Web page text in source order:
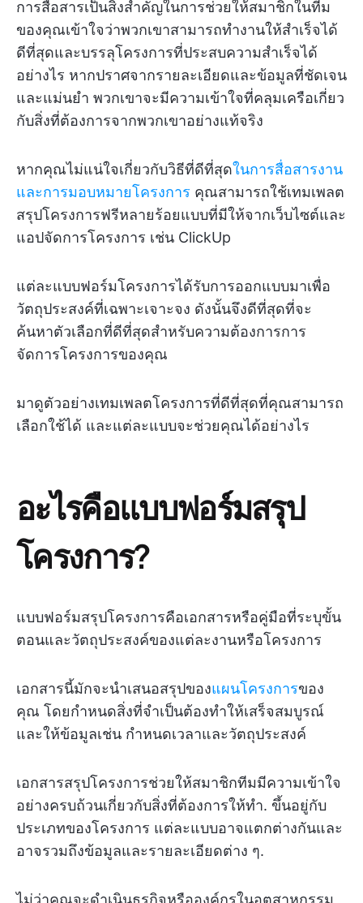
การสื่อสารเป็นสิ่งสำคัญในการช่วยให้สมาชิกในทีม
ของคุณเข้าใจว่าพวกเขาสามารถทำงานให้สำเร็จได้
ดีที่สุดและบรรลุโครงการที่ประสบความสำเร็จได้
อย่างไร หากปราศจากรายละเอียดและข้อมูลที่ชัดเจน
และแม่นยำ พวกเขาจะมีความเข้าใจที่คลุมเครือเกี่ยว
กับสิ่งที่ต้องการจากพวกเขาอย่างแท้จริง
หากคุณไม่แน่ใจเกี่ยวกับวิธีที่ดีที่สุดในการสื่อสารงาน
และการมอบหมายโครงการ คุณสามารถใช้เทมเพลต
สรุปโครงการฟรีหลายร้อยแบบที่มีให้จากเว็บไซต์และ
แอปจัดการโครงการ เช่น ClickUp
แต่ละแบบฟอร์มโครงการได้รับการออกแบบมาเพื่อ
วัตถุประสงค์ที่เฉพาะเจาะจง ดังนั้นจึงดีที่สุดที่จะ
ค้นหาตัวเลือกที่ดีที่สุดสำหรับความต้องการการ
จัดการโครงการของคุณ
มาดูตัวอย่างเทมเพลตโครงการที่ดีที่สุดที่คุณสามารถ
เลือกใช้ได้ และแต่ละแบบจะช่วยคุณได้อย่างไร
อะไรคือแบบฟอร์มสรุป
โครงการ?
แบบฟอร์มสรุปโครงการคือเอกสารหรือคู่มือที่ระบุขั้น
ตอนและวัตถุประสงค์ของแต่ละงานหรือโครงการ
เอกสารนี้มักจะนำเสนอสรุปของแผนโครงการของ
คุณ โดยกำหนดสิ่งที่จำเป็นต้องทำให้เสร็จสมบูรณ์
และให้ข้อมูลเช่น กำหนดเวลาและวัตถุประสงค์
เอกสารสรุปโครงการช่วยให้สมาชิกทีมมีความเข้าใจ
อย่างครบถ้วนเกี่ยวกับสิ่งที่ต้องการให้ทำ. ขึ้นอยู่กับ
ประเภทของโครงการ แต่ละแบบอาจแตกต่างกันและ
อาจรวมถึงข้อมูลและรายละเอียดต่าง ๆ.
ไม่ว่าคุณจะดำเนินธุรกิจหรือองค์กรในอุตสาหกรรม